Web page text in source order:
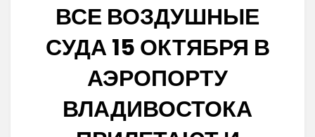
ВСЕ ВОЗДУШНЫЕ
СУДА 15 ОКТЯБРЯ В
АЭРОПОРТУ
ВЛАДИВОСТОКА